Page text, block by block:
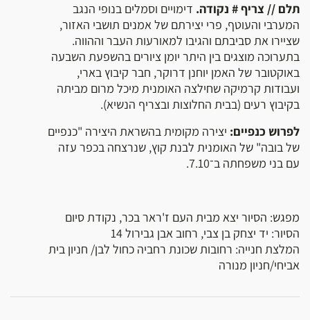
תלם // צריף # נקודה. דימויים וסמלים בנופי הנגב
המערבי והעוטף, פרי יצירתם של אמנים תושבי האזור,
שציירו את סביבתם והגיבו למאורעות העבר וההווה.
בתערוכה מוצגים בין היתר יומן ציורים בהשפעת השבעה
באוקטובר של האמן יוחנן דרוקר, חבר קיבוץ בארי,
ועבודות קרמיקה שחילצה האומנית מיכל מרום מביתה
בקיבוץ רעים (בבית החלוצות ובצריף הנשיא).
לפרוש כנפיים: יצירה מקומית בהשראת היצירה "כנפיים
של בובה" של האומנית לבנת קוץ, שנרצחה בכפר עזה
עם בני משפחתה ב־7.10.
מפגש: הסיור יצא מבית העם ז'ראר בכר, נקודת סיום
הסיור: יד יצחק בן צבי, רחוב אבן גבירול 14
המלצת חנייה: רחובות שכונת רחביה כחול לבן/ חניון בית
אביחי/חניון מנורה